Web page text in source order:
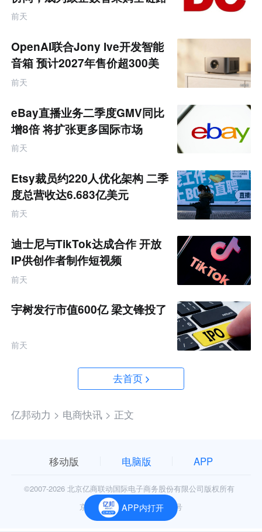
服务商
前天
OpenAI联合Jony Ive开发智能
音箱 预计2027年售价超300美
元
前天
eBay直播业务二季度GMV同比
增8倍 将扩张更多国际市场
前天
Etsy裁员约220人优化架构 二季
度总营收达6.683亿美元
前天
迪士尼与TikTok达成合作 开放
IP供创作者制作短视频
前天
宇树发行市值600亿 梁文锋投了
前天
去首页
亿邦动力 > 电商快讯 > 正文
APP内打开
移动版 电脑版 APP
©2007-2026 北京亿商联动国际电子商务股份有限公司版权所有
京公网安备11010602006906号